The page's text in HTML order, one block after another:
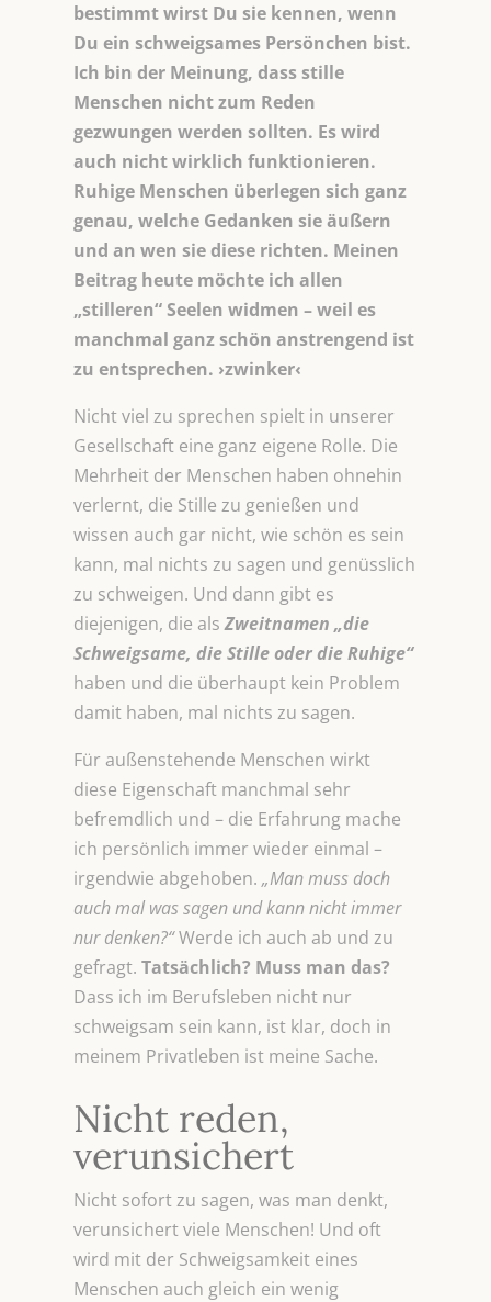
bestimmt wirst Du sie kennen, wenn
Du ein schweigsames Persönchen bist.
Ich bin der Meinung, dass stille
Menschen nicht zum Reden
gezwungen werden sollten. Es wird
auch nicht wirklich funktionieren.
Ruhige Menschen überlegen sich ganz
genau, welche Gedanken sie äußern
und an wen sie diese richten. Meinen
Beitrag heute möchte ich allen
„stilleren“ Seelen widmen – weil es
manchmal ganz schön anstrengend ist
zu entsprechen. ›zwinker‹
Nicht viel zu sprechen spielt in unserer
Gesellschaft eine ganz eigene Rolle. Die
Mehrheit der Menschen haben ohnehin
verlernt, die Stille zu genießen und
wissen auch gar nicht, wie schön es sein
kann, mal nichts zu sagen und genüsslich
zu schweigen. Und dann gibt es
diejenigen, die alsZweitnamen „die
Schweigsame, die Stille oder die Ruhige“
haben und die überhaupt kein Problem
damit haben, mal nichts zu sagen.
Für außenstehende Menschen wirkt
diese Eigenschaft manchmal sehr
befremdlich und – die Erfahrung mache
ich persönlich immer wieder einmal –
irgendwie abgehoben. „Man muss doch
auch mal was sagen und kann nicht immer
nur denken?“Werde ich auch ab und zu
gefragt. Tatsächlich? Muss man das?
Dass ich im Berufsleben nicht nur
schweigsam sein kann, ist klar, doch in
meinem Privatleben ist meine Sache.
Nicht reden,
verunsichert
Nicht sofort zu sagen, was man denkt,
verunsichert viele Menschen! Und oft
wird mit der Schweigsamkeit eines
Menschen auch gleich ein wenig